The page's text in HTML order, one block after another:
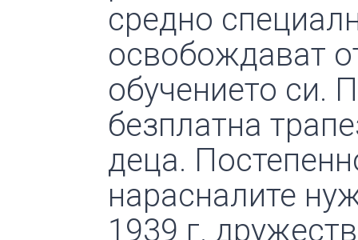
средно
освобождават
обучението си.
безплатна
деца.
нарасналите
1939 г.